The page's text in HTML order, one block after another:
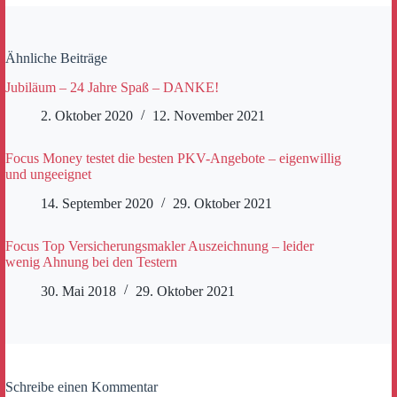
Ähnliche Beiträge
Jubiläum – 24 Jahre Spaß – DANKE!
2. Oktober 2020
12. November 2021
Focus Money testet die besten PKV-Angebote – eigenwillig
und ungeeignet
14. September 2020
29. Oktober 2021
Focus Top Versicherungsmakler Auszeichnung – leider
wenig Ahnung bei den Testern
30. Mai 2018
29. Oktober 2021
Schreibe einen Kommentar